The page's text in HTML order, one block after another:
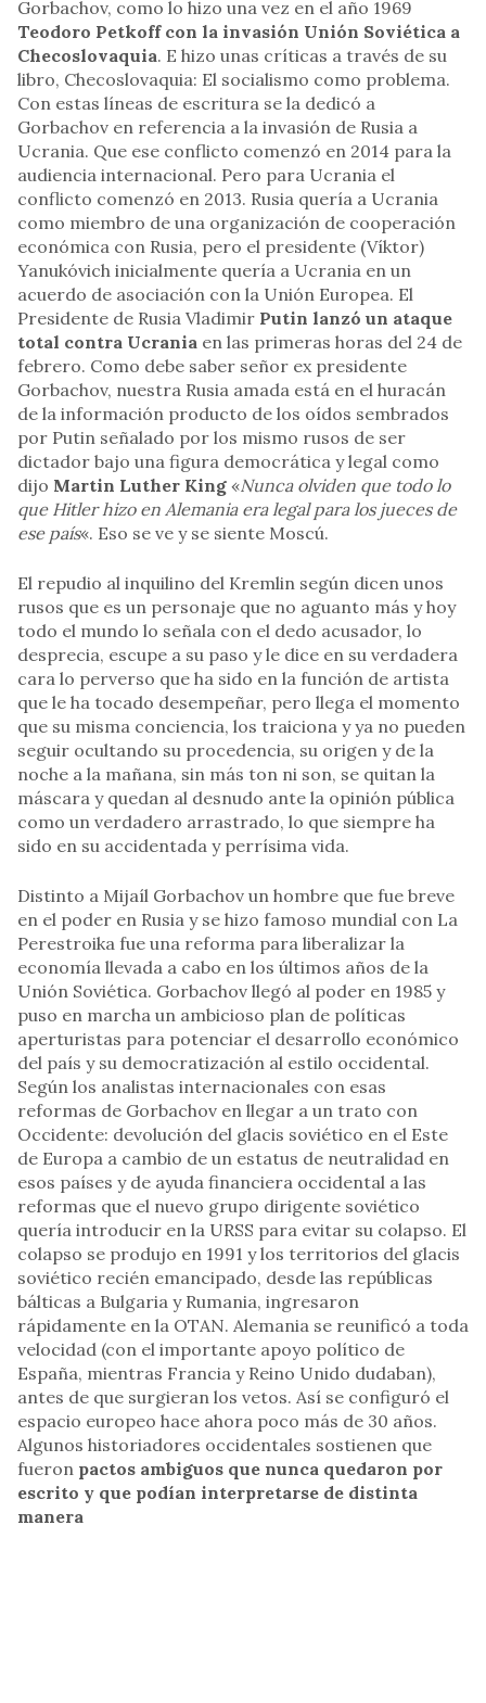
Gorbachov, como lo hizo una vez en el año 1969
Teodoro Petkoff con la invasión Unión Soviética a
Checoslovaquia. E hizo unas críticas a través de su
libro, Checoslovaquia: El socialismo como problema.
Con estas líneas de escritura se la dedicó a
Gorbachov en referencia a la invasión de Rusia a
Ucrania. Que ese conflicto comenzó en 2014 para la
audiencia internacional. Pero para Ucrania el
conflicto comenzó en 2013. Rusia quería a Ucrania
como miembro de una organización de cooperación
económica con Rusia, pero el presidente (Víktor)
Yanukóvich inicialmente quería a Ucrania en un
acuerdo de asociación con la Unión Europea. El
Presidente de Rusia Vladimir Putin lanzó un ataque
total contra Ucrania en las primeras horas del 24 de
febrero. Como debe saber señor ex presidente
Gorbachov, nuestra Rusia amada está en el huracán
de la información producto de los oídos sembrados
por Putin señalado por los mismo rusos de ser
dictador bajo una figura democrática y legal como
dijo Martin Luther King «Nunca olviden que todo lo
que Hitler hizo en Alemania era legal para los jueces de
ese país«. Eso se ve y se siente Moscú.
El repudio al inquilino del Kremlin según dicen unos
rusos que es un personaje que no aguanto más y hoy
todo el mundo lo señala con el dedo acusador, lo
desprecia, escupe a su paso y le dice en su verdadera
cara lo perverso que ha sido en la función de artista
que le ha tocado desempeñar, pero llega el momento
que su misma conciencia, los traiciona y ya no pueden
seguir ocultando su procedencia, su origen y de la
noche a la mañana, sin más ton ni son, se quitan la
máscara y quedan al desnudo ante la opinión pública
como un verdadero arrastrado, lo que siempre ha
sido en su accidentada y perrísima vida.
Distinto a Mijaíl Gorbachov un hombre que fue breve
en el poder en Rusia y se hizo famoso mundial con La
Perestroika fue una reforma para liberalizar la
economía llevada a cabo en los últimos años de la
Unión Soviética. Gorbachov llegó al poder en 1985 y
puso en marcha un ambicioso plan de políticas
aperturistas para potenciar el desarrollo económico
del país y su democratización al estilo occidental.
Según los analistas internacionales con esas
reformas de Gorbachov en llegar a un trato con
Occidente: devolución del glacis soviético en el Este
de Europa a cambio de un estatus de neutralidad en
esos países y de ayuda financiera occidental a las
reformas que el nuevo grupo dirigente soviético
quería introducir en la URSS para evitar su colapso. El
colapso se produjo en 1991 y los territorios del glacis
soviético recién emancipado, desde las repúblicas
bálticas a Bulgaria y Rumania, ingresaron
rápidamente en la OTAN. Alemania se reunificó a toda
velocidad (con el importante apoyo político de
España, mientras Francia y Reino Unido dudaban),
antes de que surgieran los vetos. Así se configuró el
espacio europeo hace ahora poco más de 30 años.
Algunos historiadores occidentales sostienen que
fueron pactos ambiguos que nunca quedaron por
escrito y que podían interpretarse de distinta
manera